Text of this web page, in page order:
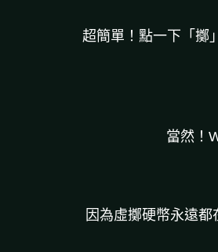
超簡單！點一下「擲
當然！
因為虛擲硬幣永遠